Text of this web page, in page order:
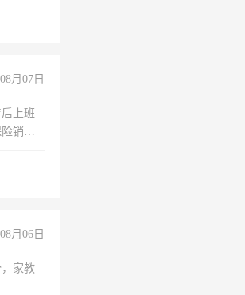
08月07日
上班
销售
08月06日
家教